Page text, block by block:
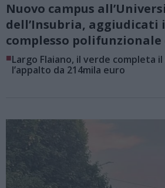
Nuovo campus
dell’Insubria, aggiudicati
complesso polifunzionale
■Largo Flaiano, il verde completa
l’appalto da 214mila euro